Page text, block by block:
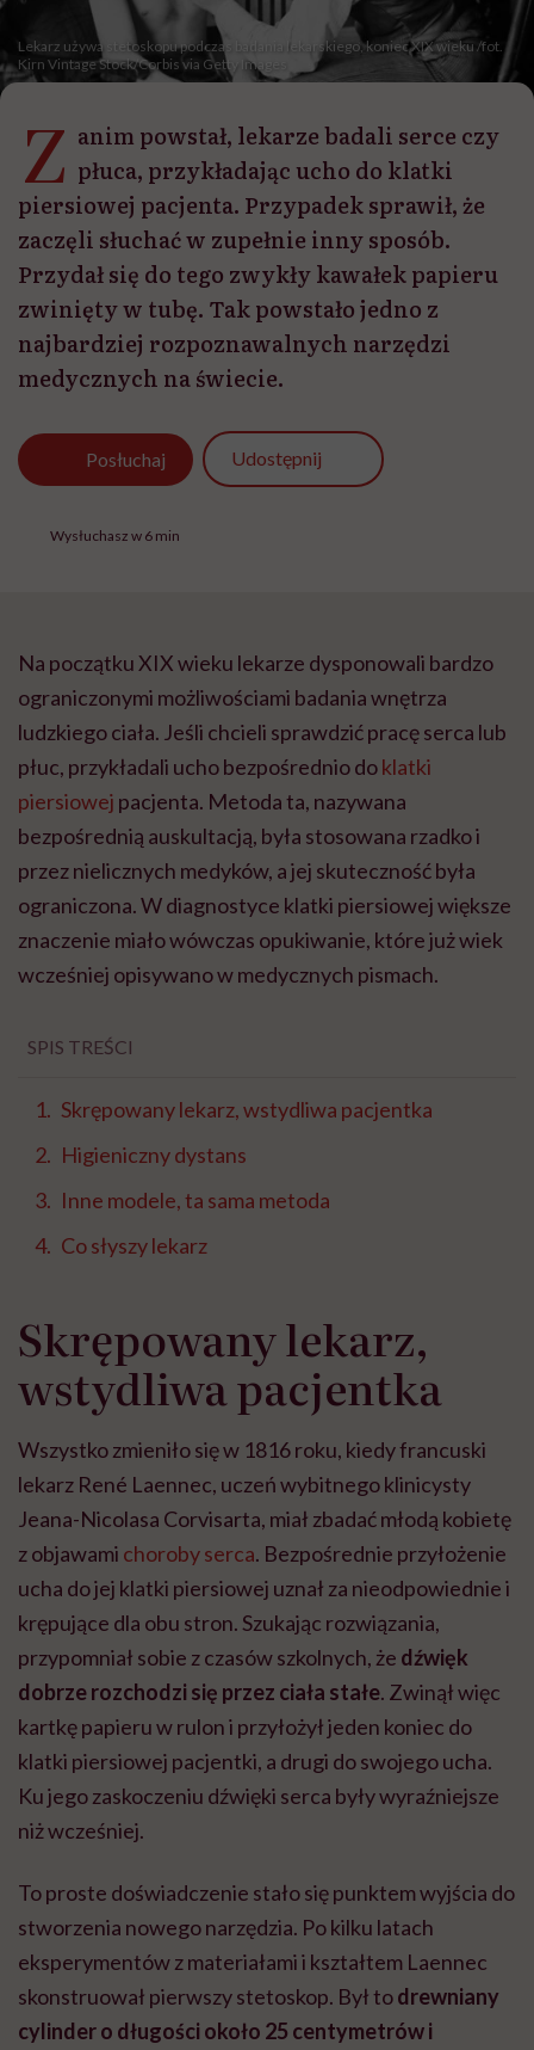
Lekarz używa stetoskopu podczas badania lekarskiego, koniec XIX wieku /fot.
Kirn Vintage Stock/Corbis via Getty Images
Z anim powstał, lekarze badali serce czy
płuca, przykładając ucho do klatki
piersiowej pacjenta. Przypadek sprawił, że
zaczęli słuchać w zupełnie inny sposób.
Przydał się do tego zwykły kawałek papieru
zwinięty w tubę. Tak powstało jedno z
najbardziej rozpoznawalnych narzędzi
medycznych na świecie.
Posłuchaj Udostępnij
Wysłuchasz w 6 min
Na początku XIX wieku lekarze dysponowali bardzo
ograniczonymi możliwościami badania wnętrza
ludzkiego ciała. Jeśli chcieli sprawdzić pracę serca lub
płuc, przykładali ucho bezpośrednio doklatki
piersiowej pacjenta. Metoda ta, nazywana
bezpośrednią auskultacją, była stosowana rzadko i
przez nielicznych medyków, a jej skuteczność była
ograniczona. W diagnostyce klatki piersiowej większe
znaczenie miało wówczas opukiwanie, które już wiek
wcześniej opisywano w medycznych pismach.
SPIS TREŚCI
Skrępowany lekarz, wstydliwa pacjentka
Higieniczny dystans
Inne modele, ta sama metoda
Co słyszy lekarz
Skrępowany lekarz,
wstydliwa pacjentka
Wszystko zmieniło się w 1816 roku, kiedy francuski
lekarz René Laennec, uczeń wybitnego klinicysty
Jeana-Nicolasa Corvisarta, miał zbadać młodą kobietę
z objawami choroby serca. Bezpośrednie przyłożenie
ucha do jej klatki piersiowej uznał za nieodpowiednie i
krępujące dla obu stron. Szukając rozwiązania,
przypomniał sobie z czasów szkolnych, że dźwięk
dobrze rozchodzi się przez ciała stałe. Zwinął więc
kartkę papieru w rulon i przyłożył jeden koniec do
klatki piersiowej pacjentki, a drugi do swojego ucha.
Ku jego zaskoczeniu dźwięki serca były wyraźniejsze
niż wcześniej.
To proste doświadczenie stało się punktem wyjścia do
stworzenia nowego narzędzia. Po kilku latach
eksperymentów z materiałami i kształtem Laennec
skonstruował pierwszy stetoskop. Był todrewniany
cylinder o długości około 25 centymetrów i